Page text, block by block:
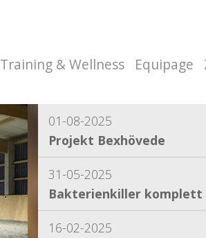
Training & Wellness Equipage
01-08-2025
Projekt Bexhövede
31-05-2025
Bakterienkiller komplett
16-02-2025